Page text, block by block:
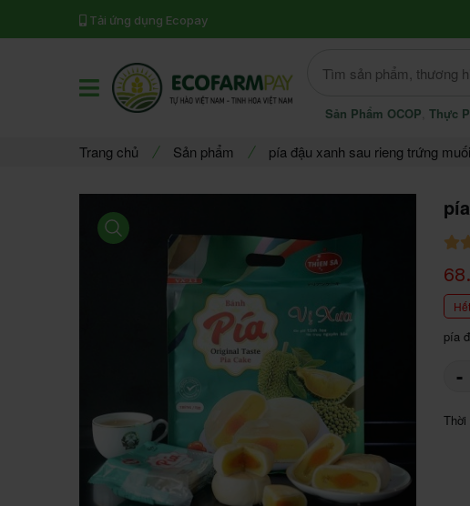
Tải ứng dụng Ecopay
Offcanvas Category Open
Sản Phẩm OCOP Thực
Trang chủ Sản phẩm pía đậu xanh sau rieng trứng
product view
pía
-